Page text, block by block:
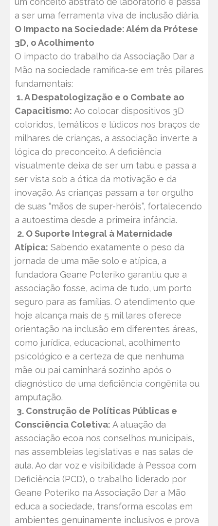
a ser uma ferramenta viva de inclusão diária.
O Impacto na Sociedade: Além da Prótese
3D, o Acolhimento
O impacto do trabalho da Associação Dar a
Mão na sociedade ramifica-se em três pilares
fundamentais:
1. A Despatologização e o Combate ao
Capacitismo: Ao colocar dispositivos 3D
coloridos, temáticos e lúdicos nos braços de
milhares de crianças, a associação inverte a
lógica do preconceito. A deficiência
visualmente deixa de ser um tabu e passa a
ser vista sob a ótica da motivação e da
inovação. As crianças passam a ter orgulho
de suas “mãos de super-heróis”, fortalecendo
a autoestima desde a primeira infância.
2. O Suporte Integral à Maternidade
Atípica: Sabendo exatamente o peso da
jornada de uma mãe solo e atípica, a
fundadora Geane Poteriko garantiu que a
associação fosse, acima de tudo, um porto
seguro para as famílias. O atendimento que
hoje alcança mais de 5 mil lares oferece
orientação na inclusão em diferentes áreas,
como jurídica, educacional, acolhimento
psicológico e a certeza de que nenhuma
mãe ou pai caminhará sozinho após o
diagnóstico de uma deficiência congênita ou
amputação.
3. Construção de Políticas Públicas e
Consciência Coletiva: A atuação da
associação ecoa nos conselhos municipais,
nas assembleias legislativas e nas salas de
aula. Ao dar voz e visibilidade à Pessoa com
Deficiência (PCD), o trabalho liderado por
Geane Poteriko na Associação Dar a Mão
educa a sociedade, transforma escolas em
ambientes genuinamente inclusivos e prova